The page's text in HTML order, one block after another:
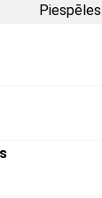
Piespēles